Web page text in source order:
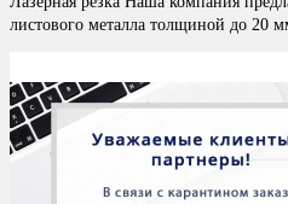
листового металла толщиной до 20